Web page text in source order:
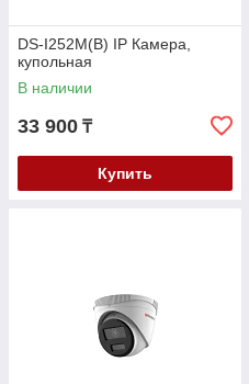
DS-I252M(B) IP Камера,
купольная
В наличии
33 900 ₸
Купить